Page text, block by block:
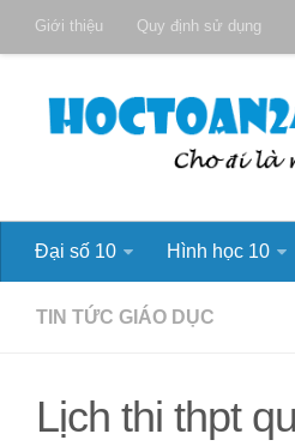
Giới thiệu Quy định sử dụng
Đại số 10 Hình học 10
TIN TỨC GIÁO DỤC
Lịch thi thpt